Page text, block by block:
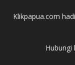
Klikpapua.com
Hubungi